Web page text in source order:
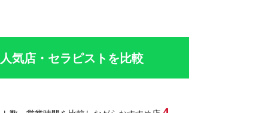
気店・セラピストを比較